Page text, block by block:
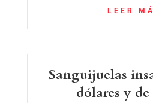
LEER
Sanguijuelas
dólares y